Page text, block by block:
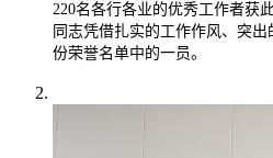
220名各行各业的优秀工作者获
同志凭借扎实的工作作风、突
份荣誉名单中的一员。